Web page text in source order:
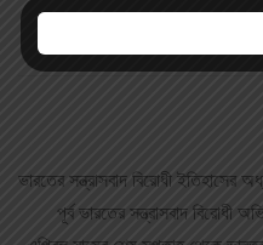
ভারতের সন্ত্রাসবাদ বিরোধী
পূর্ব ভারতের সন্ত্রাসবাদ বিরোধী